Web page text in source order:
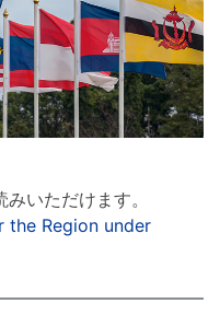
いただけます。
the Region under